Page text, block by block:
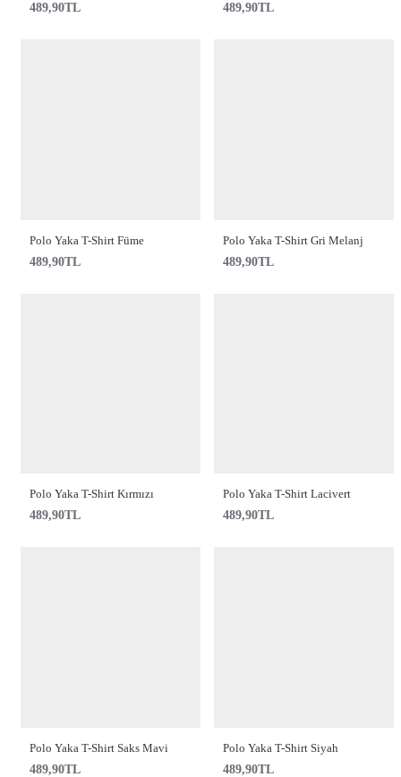
489,90TL
489,90TL
Polo Yaka T-Shirt Füme
489,90TL
Polo Yaka T-Shirt Gri Melanj
489,90TL
Polo Yaka T-Shirt Kırmızı
489,90TL
Polo Yaka T-Shirt Lacivert
489,90TL
Polo Yaka T-Shirt Saks Mavi
489,90TL
Polo Yaka T-Shirt Siyah
489,90TL